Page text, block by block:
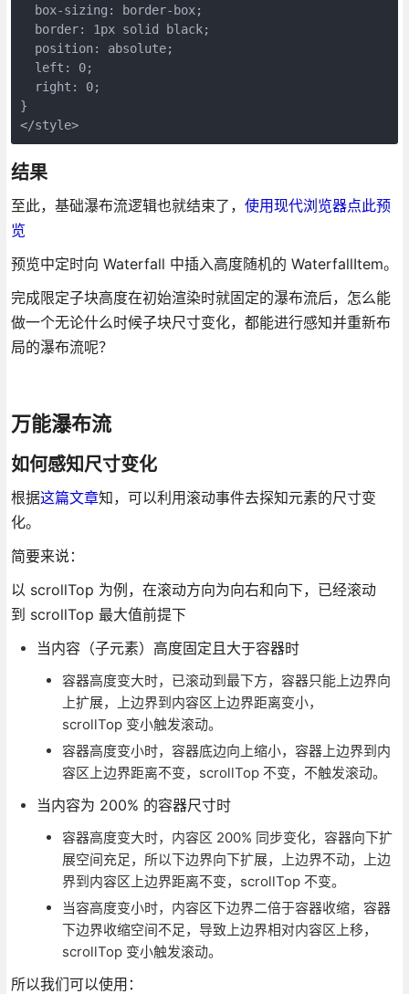
  box-sizing: border-box;
  border: 1px solid black;
  position: absolute;
  left: 0;
  right: 0;
}
</style>
结果
至此，基础瀑布流逻辑也就结束了， 使用现代浏览器点此预
览
预览中定时向 Waterfall 中插入高度随机的 WaterfallItem。
完成限定子块高度在初始渲染时就固定的瀑布流后，怎么能
做一个无论什么时候子块尺寸变化，都能进行感知并重新布
局的瀑布流呢？
万能瀑布流
如何感知尺寸变化
根据这篇文章知，可以利用滚动事件去探知元素的尺寸变
化。
简要来说：
以 scrollTop 为例，在滚动方向为向右和向下，已经滚动
到 scrollTop 最大值前提下
当内容（子元素）高度固定且大于容器时
容器高度变大时，已滚动到最下方，容器只能上边界向
上扩展，上边界到内容区上边界距离变小，
scrollTop 变小触发滚动。
容器高度变小时，容器底边向上缩小，容器上边界到内
容区上边界距离不变，scrollTop 不变，不触发滚动。
当内容为 200% 的容器尺寸时
容器高度变大时，内容区 200% 同步变化，容器向下扩
展空间充足，所以下边界向下扩展，上边界不动，上边
界到内容区上边界距离不变，scrollTop 不变。
当容高度变小时，内容区下边界二倍于容器收缩，容器
下边界收缩空间不足，导致上边界相对内容区上移，
scrollTop 变小触发滚动。
所以我们可以使用：